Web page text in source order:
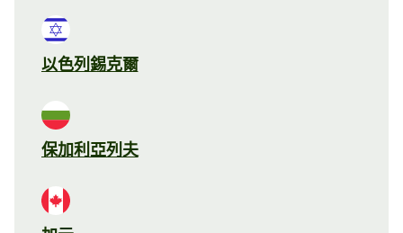
以色列錫克爾
保加利亞列夫